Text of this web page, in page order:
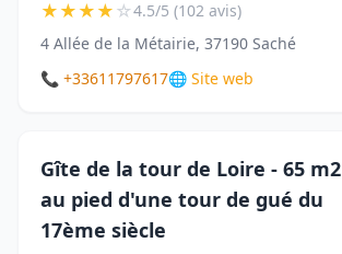
★★★★☆4.5/5 (102 avis)
4 Allée de la Métairie, 37190 Saché
📞 +33611797617🌐 Site web
Gîte de la tour de Loire - 65 m2
au pied d'une tour de gué du
17ème siècle